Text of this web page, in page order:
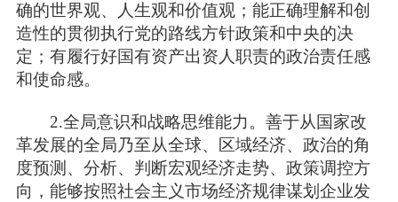
确的世界观、人生观和价值观；能正确理解和创
造性的贯彻执行党的路线方针政策和中央的决
定；有履行好国有资产出资人职责的政治责任感
和使命感。
2.全局意识和战略思维能力。善于从国家改
革发展的全局乃至从全球、区域经济、政治的角
度预测、分析、判断宏观经济走势、政策调控方
向，能够按照社会主义市场经济规律谋划企业发